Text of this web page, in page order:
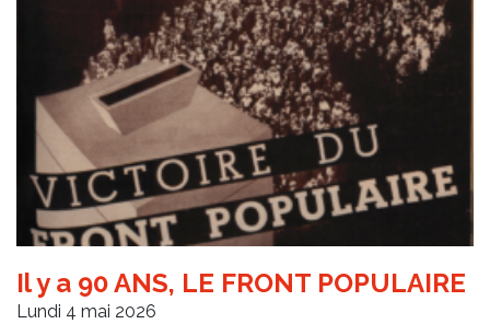
Il y a 90 ANS, LE FRONT POPULAIRE
Lundi 4 mai 2026